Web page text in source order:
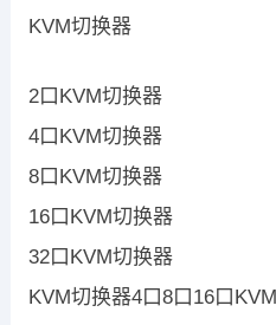
KVM切换器
2口KVM切换器
4口KVM切换器
8口KVM切换器
16口KVM切换器
32口KVM切换器
KVM切换器4口8口16口KVM